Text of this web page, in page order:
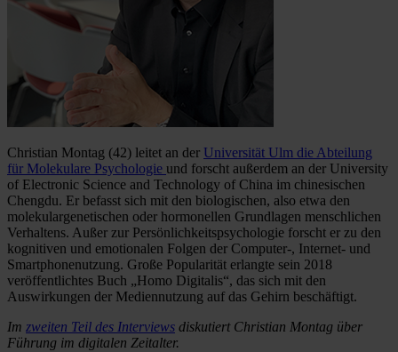
Christian Montag (42) leitet an der Universität Ulm die Abteilung
für Molekulare Psychologie und forscht außerdem an der University
of Electronic Science and Technology of China im chinesischen
Chengdu. Er befasst sich mit den biologischen, also etwa den
molekulargenetischen oder hormonellen Grundlagen menschlichen
Verhaltens. Außer zur Persönlichkeitspsychologie forscht er zu den
kognitiven und emotionalen Folgen der Computer-, Internet- und
Smartphonenutzung. Große Popularität erlangte sein 2018
veröffentlichtes Buch „Homo Digitalis“, das sich mit den
Auswirkungen der Mediennutzung auf das Gehirn beschäftigt.
Im zweiten Teil des Interviews diskutiert Christian Montag über
Führung im digitalen Zeitalter.